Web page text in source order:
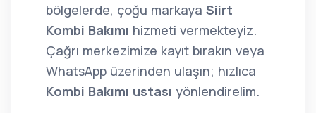
bölgelerde, çoğu markaya Siirt
Kombi Bakımı hizmeti vermekteyiz.
Çağrı merkezimize kayıt bırakın veya
WhatsApp üzerinden ulaşın; hızlıca
Kombi Bakımı ustası yönlendirelim.